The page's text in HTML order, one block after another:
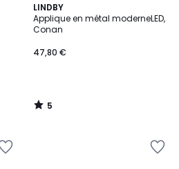
LINDBY
Applique en métal moderneLED,
Conan
47,80 €
5
/
5
5
/